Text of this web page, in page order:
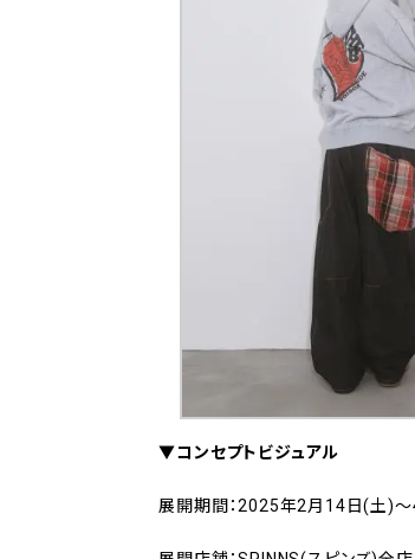
▼コンセプトビジュアル
展開期間：2025年2月14日(土)